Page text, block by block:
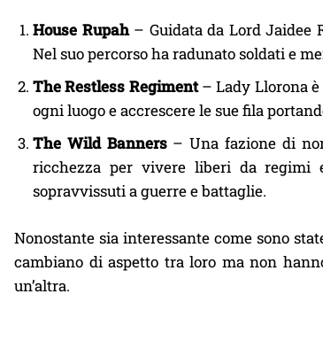
House Rupah– Guidata da Lord Jaidee
Nel suo percorso ha radunato soldati e
The Restless Regiment– Lady Llorona è
ogni luogo e accrescere le sue fila
The Wild Banners– Una fazione di
ricchezza per vivere liberi da regimi
sopravvissuti a guerre e battaglie.
Nonostante sia interessante come sono
cambiano di aspetto tra loro ma non
un’altra.